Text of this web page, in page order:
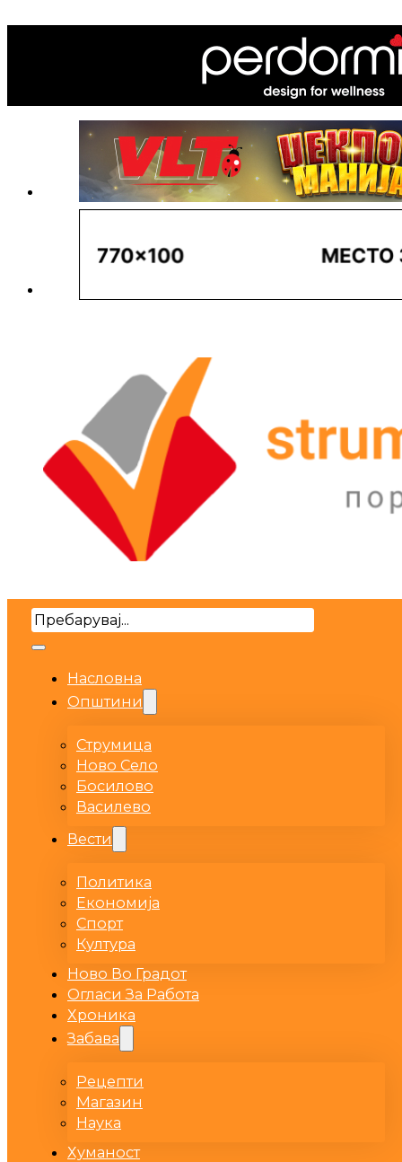
Search
Насловна
Општини
Струмица
Ново Село
Босилово
Василево
Вести
Политика
Економија
Спорт
Култура
Ново Во Градот
Огласи За Работа
Хроника
Забава
Рецепти
Магазин
Наука
Хуманост